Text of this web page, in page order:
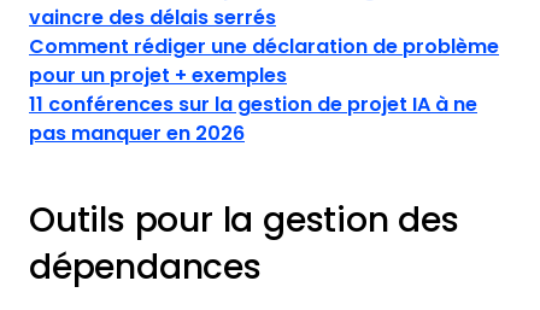
vaincre des délais serrés
Comment rédiger une déclaration de problème
pour un projet + exemples
11 conférences sur la gestion de projet IA à ne
pas manquer en 2026
Outils pour la gestion des
dépendances